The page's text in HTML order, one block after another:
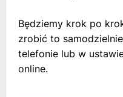
Będziemy krok po
zrobić to
telefonie lub w
online.